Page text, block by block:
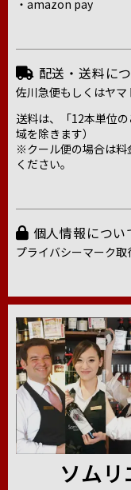
・amazon pay
配送・送料に
佐川急便もしくはヤマ
送料は、「12本単位
域を除きます）
※クール便の場合は料
ください。
個人情報につい
プライバシーマーク取
ソム